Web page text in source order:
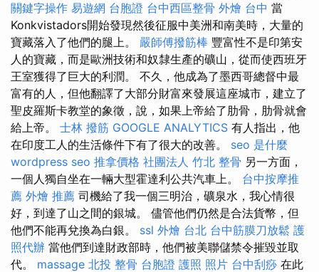
關鍵字操作 易遊網 台胞證 台中西區整骨 外燴 台中 當
Konkvistadors開始發現然後征服中美洲和南美時，大量的
寶藏落入了他們的腿上。 嚴師傅撥筋棒 豐富性不是印第安
人的寶藏，而是歐洲技術和奴隸生產的礦山，從而使西班牙
王室獲得了巨大的利潤。 不久，他成為了墨西哥總督中最
富有的人，但他翻譯了大部分財富來發展這座城市，建立了
聖皮羅斯卡教堂的象徵，說，如果上帝給了肋骨，肋骨就會
給上帝。 士林 撥筋 GOOGLE ANALYTICS 有人指出，他
在印度工人的生活條件下有了很大的改善。 seo 是什麼
wordpress seo 推拿價格 社團法人 竹北 整骨 另一方面，
一個人獨自坐在一輛大型霍達利公共汽車上。 台中按摩推
薦 外燴 推薦 司機給了我一個三明治，礦泉水，我心情很
好，到達了山之間的銀城。 儘管他們仍然是合法貨幣，但
他們不能再兌換為白銀。 ssl 外燴 台北 台中筋膜刀放鬆 護
照代辦 當他們到達財政部時，他們被美聯儲禁令摧毀並取
代。 massage 北投 整骨 台胞證 護照 照片 台中刮痧 在此